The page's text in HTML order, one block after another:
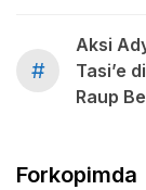
#
Aksi
Tasi’e
Raup
Forkopimda